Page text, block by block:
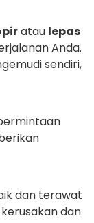
atau lepas
Anda.
sendiri,
dan terawat
dan